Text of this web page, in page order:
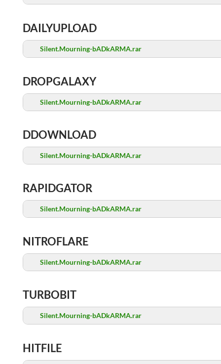
DAILYUPLOAD
Silent.Mourning-bADkARMA.rar
DROPGALAXY
Silent.Mourning-bADkARMA.rar
DDOWNLOAD
Silent.Mourning-bADkARMA.rar
RAPIDGATOR
Silent.Mourning-bADkARMA.rar
NITROFLARE
Silent.Mourning-bADkARMA.rar
TURBOBIT
Silent.Mourning-bADkARMA.rar
HITFILE